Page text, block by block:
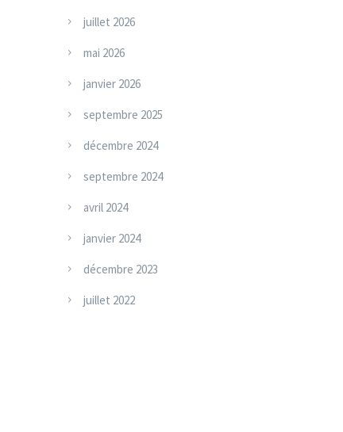
juillet 2026
mai 2026
janvier 2026
septembre 2025
décembre 2024
septembre 2024
avril 2024
janvier 2024
décembre 2023
juillet 2022